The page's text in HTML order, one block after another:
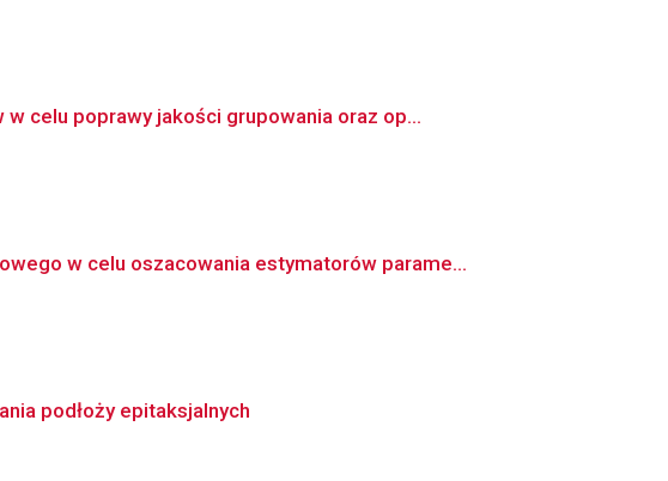
celu poprawy jakości grupowania oraz op...
w celu oszacowania estymatorów parame...
podłoży epitaksjalnych